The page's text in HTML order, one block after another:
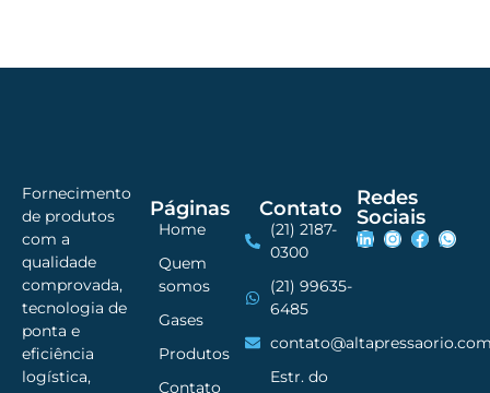
Fornecimento
de produtos
com a
qualidade
comprovada,
tecnologia de
ponta e
eficiência
logística,
Páginas
Home
Quem
somos
Gases
Produtos
Contato
Contato
(21) 2187-
0300
(21) 99635-
6485
Estr. do
Redes
Sociais